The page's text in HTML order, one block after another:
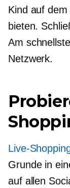
Kind auf
bieten.
Am
Netzwerk.
Live-
Grunde in
auf allen